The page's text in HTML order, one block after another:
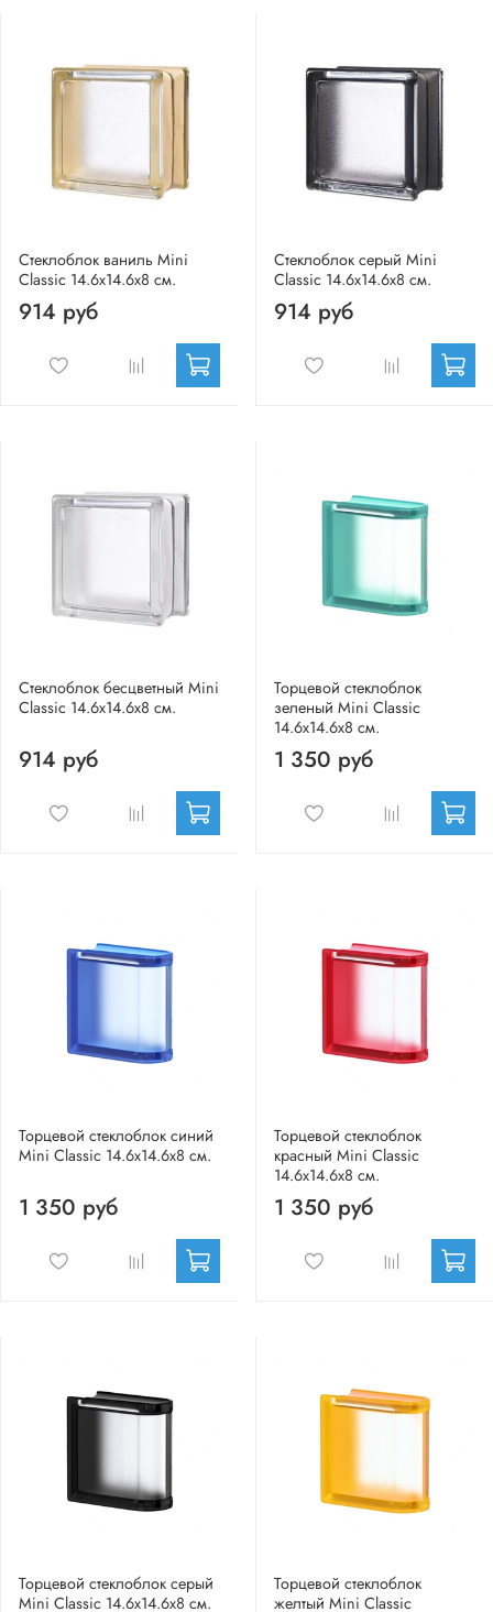
Стеклоблок ваниль Mini
Classic 14.6x14.6x8 см.
914 руб
Стеклоблок серый Mini
Classic 14.6x14.6x8 см.
914 руб
Стеклоблок бесцветный Mini
Classic 14.6x14.6x8 см.
914 руб
Торцевой стеклоблок
зеленый Mini Classic
14.6x14.6x8 см.
1 350 руб
Торцевой стеклоблок синий
Mini Classic 14.6x14.6x8 см.
1 350 руб
Торцевой стеклоблок
красный Mini Classic
14.6x14.6x8 см.
1 350 руб
Торцевой стеклоблок серый
Mini Classic 14.6x14.6x8 см.
Торцевой стеклоблок
желтый Mini Classic